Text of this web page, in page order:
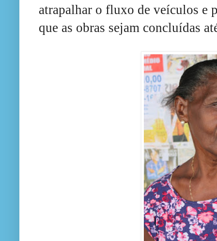
atrapalhar o fluxo de veículos e
que as obras sejam concluídas